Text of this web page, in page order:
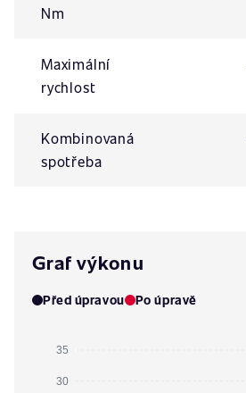
Nm
Maximální
rychlost
Kombinovaná
spotřeba
Graf výkonu
Před úpravou Po úpravě
35
30